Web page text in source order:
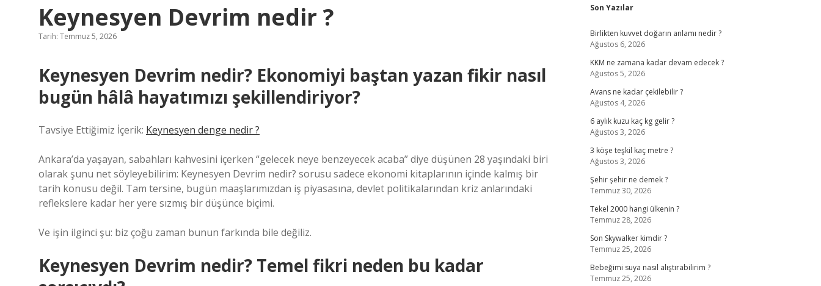
Keynesyen Devrim nedir ?
Tarih: Temmuz 5, 2026
Keynesyen Devrim nedir? Ekonomiyi baştan yazan fikir nasıl
bugün hâlâ hayatımızı şekillendiriyor?
Tavsiye Ettiğimiz İçerik: Keynesyen denge nedir ?
Ankara’da yaşayan, sabahları kahvesini içerken “gelecek neye benzeyecek acaba” diye düşünen 28 yaşındaki biri
olarak şunu net söyleyebilirim: Keynesyen Devrim nedir? sorusu sadece ekonomi kitaplarının içinde kalmış bir
tarih konusu değil. Tam tersine, bugün maaşlarımızdan iş piyasasına, devlet politikalarından kriz anlarındaki
reflekslere kadar her yere sızmış bir düşünce biçimi.
Ve işin ilginci şu: biz çoğu zaman bunun farkında bile değiliz.
Keynesyen Devrim nedir? Temel fikri neden bu kadar
Sidebar
Son Yazılar
Birlikten kuvvet doğarın anlamı nedir ?
Ağustos 6, 2026
KKM ne zamana kadar devam edecek ?
Ağustos 5, 2026
Avans ne kadar çekilebilir ?
Ağustos 4, 2026
6 aylık kuzu kaç kg gelir ?
Ağustos 3, 2026
3 köşe teşkil kaç metre ?
Ağustos 3, 2026
Şehir şehir ne demek ?
Temmuz 30, 2026
Tekel 2000 hangi ülkenin ?
Temmuz 28, 2026
Son Skywalker kimdir ?
Temmuz 25, 2026
Bebeğimi suya nasıl alıştırabilirim ?
Temmuz 25, 2026